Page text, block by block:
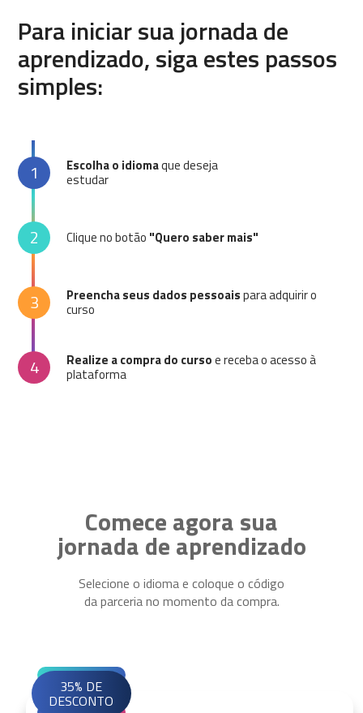
Para iniciar sua jornada de
aprendizado, siga estes passos
simples:
1 Escolha o idiomaque deseja
estudar
2 Clique no botão "Quero saber mais"
3 Preencha seus dados pessoaispara adquirir o
curso
4 Realize a compra do cursoe receba o acesso à
plataforma
Comece agora sua
jornada de aprendizado
Selecione o idioma e coloque o código
da parceria no momento da compra.
35% DE
DESCONTO